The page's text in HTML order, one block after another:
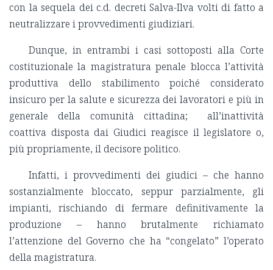
con la sequela dei c.d. decreti Salva-Ilva volti di fatto a
neutralizzare i provvedimenti giudiziari.
Dunque, in entrambi i casi sottoposti alla Corte
costituzionale la magistratura penale blocca l’attività
produttiva dello stabilimento poiché considerato
insicuro per la salute e sicurezza dei lavoratori e più in
generale della comunità cittadina; all’inattività
coattiva disposta dai Giudici reagisce il legislatore o,
più propriamente, il decisore politico.
Infatti, i provvedimenti dei giudici – che hanno
sostanzialmente bloccato, seppur parzialmente, gli
impianti, rischiando di fermare definitivamente la
produzione – hanno brutalmente richiamato
l’attenzione del Governo che ha “congelato” l’operato
della magistratura.